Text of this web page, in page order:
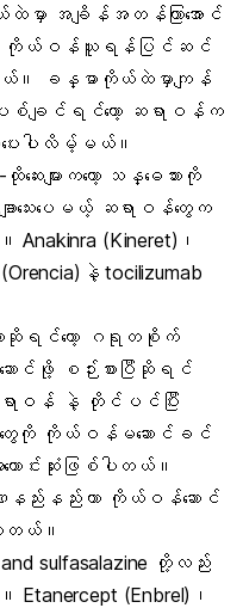
ထဲမှာ အချိန်အတန်ကြာအောင်
ောင့် ကိုယ်ဝန်ယူရန်ပြင်ဆင်
ယ်။ ခန္ဓာကိုယ်ထဲမှာကျန်
ပစ်ချင်ရင်တော့ ဆရာဝန်က
ပေးပါလိမ့်မယ်။
ဆေးများကတော့ သန္ဓေသားကို
ေးပေမယ့် ဆရာဝန်တွေက
Anakinra (Kineret)၊
နဲ့ tocilizumab
ာဆိုရင်တော့ ဂရုတစိုက်
ာင်ဖို့ စဉ်းစားပြီဆိုရင်
ရာဝန် နဲ့ တိုင်ပင်ပြီး
ေးတွေကို ကိုယ်ဝန်မဆောင်ခင်
င်းဆုံးဖြစ်ပါတယ်။
နည်းနည်းဟာ ကိုယ်ဝန်ဆောင်
တယ်။
and sulfasalazine တို့လည်း
(Enbrel)၊